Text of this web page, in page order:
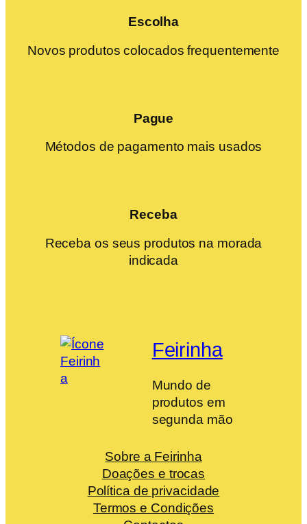
Escolha
Novos produtos colocados frequentemente
Pague
Métodos de pagamento mais usados
Receba
Receba os seus produtos na morada
indicada
Feirinha
Mundo de
produtos em
segunda mão
Sobre a Feirinha
Doações e trocas
Política de privacidade
Termos e Condições